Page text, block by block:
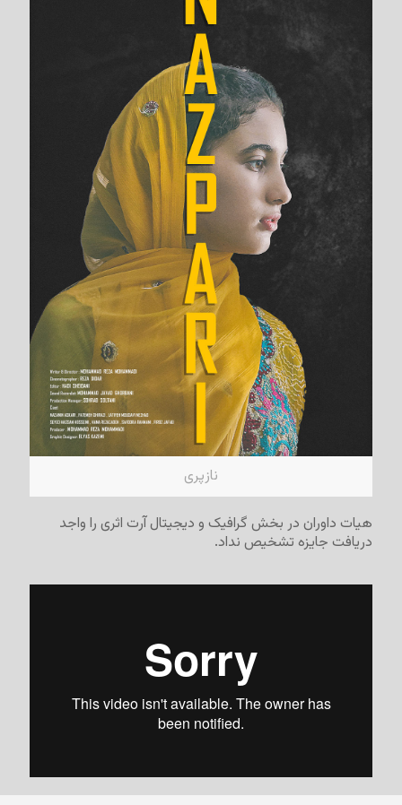
نازپری
هیات داوران در بخش گرافیک و دیجیتال آرت اثری را واجد
دریافت جایزه تشخیص نداد.